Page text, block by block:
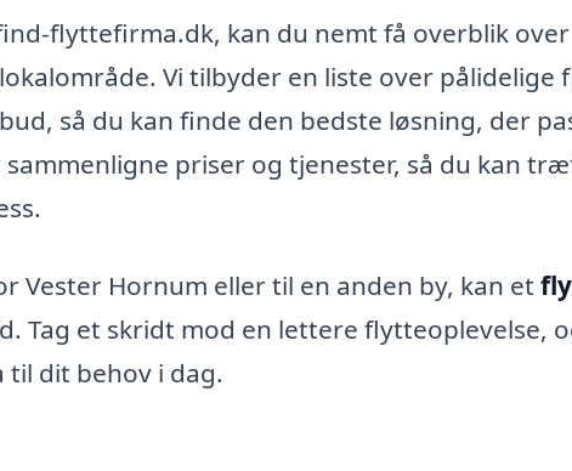
flyttefirma.dk, kan du nemt få overblik
Vi tilbyder en liste over pålidelige
så du kan finde den bedste løsning, der
priser og tjenester, så du kan
Vester Hornum eller til en anden by, kan et
Tag et skridt mod en lettere flytteoplevelse,
dit behov i dag.